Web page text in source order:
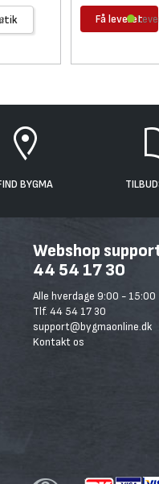
Få leveret
BYGMA
Webshop
44 54 17 30
Alle hverdage 9:00 - 15:00
Tlf. 44 54 17 30
support@bygmaonline.dk
Kontakt os